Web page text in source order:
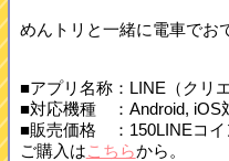
めんトリと一緒に電車でお
■アプリ名称：LINE（クリ
■対応機種 ：Android, iOS
■販売価格 ：150LINEコイ
ご購入はこちらから。